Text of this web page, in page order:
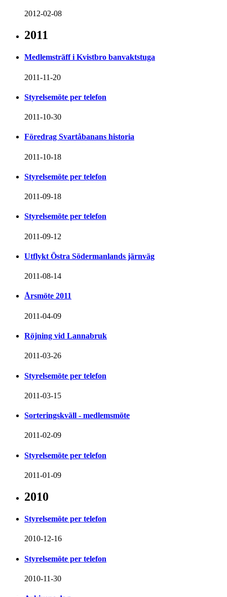
2012-02-08
2011
Medlemsträff i Kvistbro banvaktstuga
2011-11-20
Styrelsemöte per telefon
2011-10-30
Föredrag Svartåbanans historia
2011-10-18
Styrelsemöte per telefon
2011-09-18
Styrelsemöte per telefon
2011-09-12
Utflykt Östra Södermanlands järnväg
2011-08-14
Årsmöte 2011
2011-04-09
Röjning vid Lannabruk
2011-03-26
Styrelsemöte per telefon
2011-03-15
Sorteringskväll - medlemsmöte
2011-02-09
Styrelsemöte per telefon
2011-01-09
2010
Styrelsemöte per telefon
2010-12-16
Styrelsemöte per telefon
2010-11-30